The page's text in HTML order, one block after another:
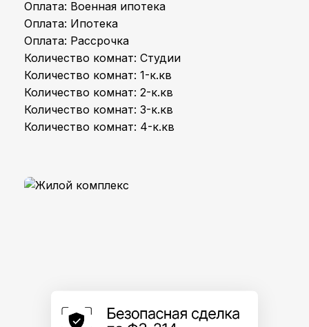
Оплата: Военная ипотека
Оплата: Ипотека
Оплата: Рассрочка
Количество комнат: Студии
Количество комнат: 1-к.кв
Количество комнат: 2-к.кв
Количество комнат: 3-к.кв
Количество комнат: 4-к.кв